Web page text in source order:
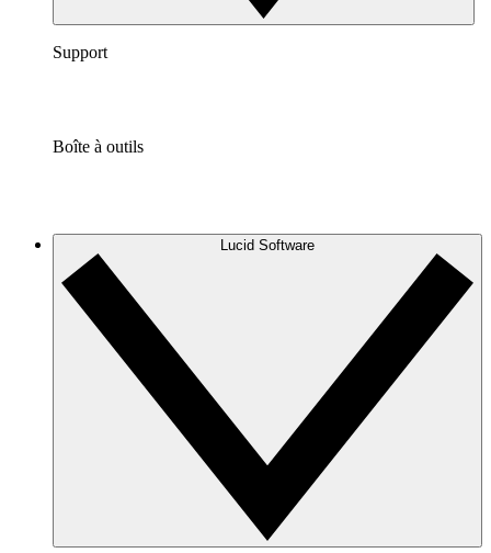
Support
Boîte à outils
Lucid Software